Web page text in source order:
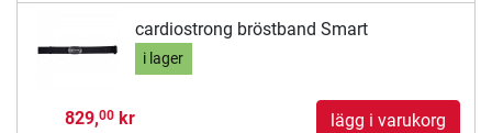
cardiostrong bröstband Smart
i lager
829,00kr lägg i varukorg